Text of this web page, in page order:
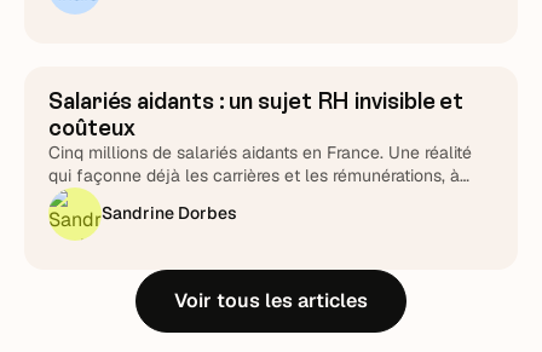
Stratégie RH
Salariés aidants : un sujet RH invisible et
coûteux
Cinq millions de salariés aidants en France. Une réalité
qui façonne déjà les carrières et les rémunérations, à
piloter plutôt qu'à subir.
Sandrine Dorbes
Voir tous les articles